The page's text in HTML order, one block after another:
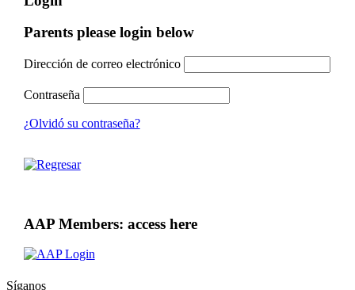
Parents please login below
Dirección de correo electrónico
Contraseña
¿Olvidó su contraseña?
AAP Members: access here
Síganos